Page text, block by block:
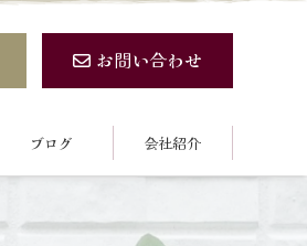
ブログ 会社紹介
お問い合わせ